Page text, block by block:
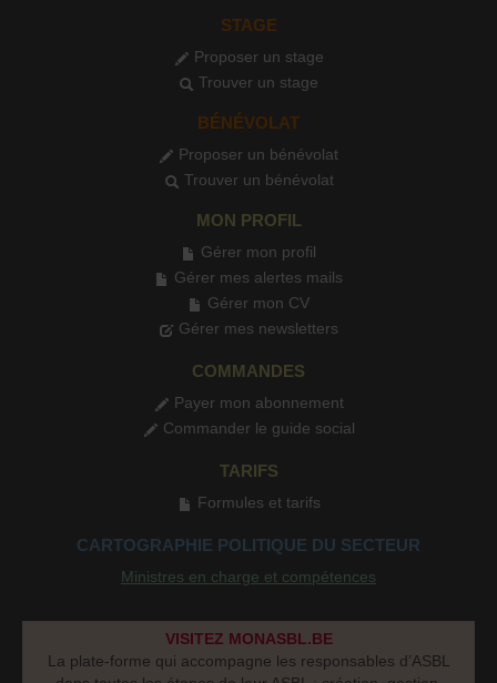
STAGE
Proposer un stage
Trouver un stage
BÉNÉVOLAT
Proposer un bénévolat
Trouver un bénévolat
MON PROFIL
Gérer mon profil
Gérer mes alertes mails
Gérer mon CV
Gérer mes newsletters
COMMANDES
Payer mon abonnement
Commander le guide social
TARIFS
Formules et tarifs
CARTOGRAPHIE POLITIQUE DU SECTEUR
Ministres en charge et compétences
VISITEZ MONASBL.BE
La plate-forme qui accompagne les responsables d’ASBL